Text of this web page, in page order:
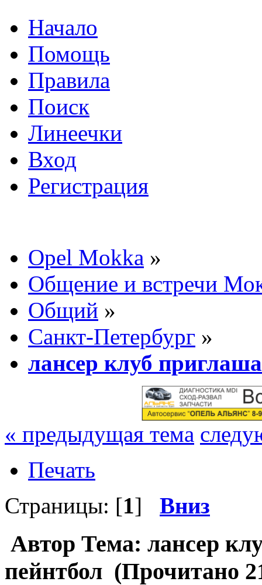
Начало
Помощь
Правила
Поиск
Линеечки
Вход
Регистрация
Opel Mokka »
Общение и встречи
Общий »
Санкт-Петербург »
лансер клуб
« предыдущая тема
Печать
Страницы: [1] Вниз
Автор Тема: лансер
пейнтбол (Прочитано